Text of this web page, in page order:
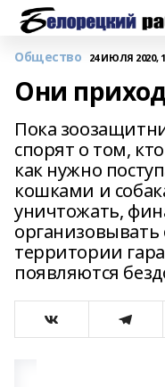
Общество 24 ИЮЛЯ 2020,
Они
Пока
спорят о том,
как нужно
кошками и
уничтожать,
организовывать
территории
появляются